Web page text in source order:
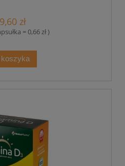
zł
= 0,66 zł )
koszyka